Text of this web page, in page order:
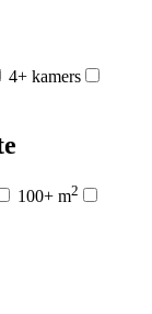
4+ kamers
100+ m2